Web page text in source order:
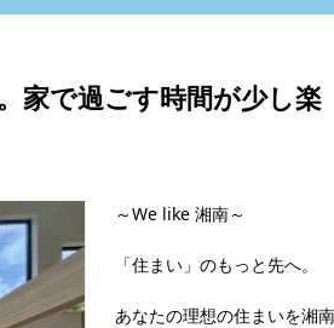
家で過ごす時間が少し楽
～We like 湘南～
「住まい」のもっと先へ。
あなたの理想の住まいを湘